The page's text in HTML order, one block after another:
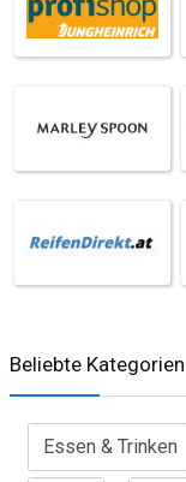
Beliebte Kategorien
Essen & Trinken